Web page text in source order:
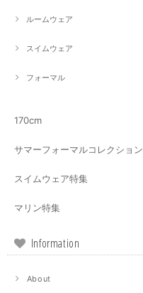
ルームウェア
スイムウェア
フォーマル
170cm
サマーフォーマルコレクション
スイムウェア特集
マリン特集
Information
About